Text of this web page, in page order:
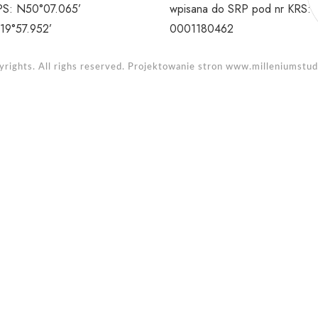
N50°07.065’
wpisana do SRP pod nr KRS:
0001180462
All righs reserved. Projektowanie stron